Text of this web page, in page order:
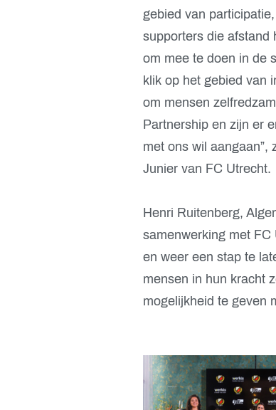
gebied van
supporters die afstand
om mee te doen in de
klik op het gebied van
om mensen
Partnership en zijn er
met ons wil aangaan”,
Junier van FC Utrecht.
Henri Ruitenberg,
samenwerking met FC
en weer een stap te
mensen in hun kracht
mogelijkheid te geven